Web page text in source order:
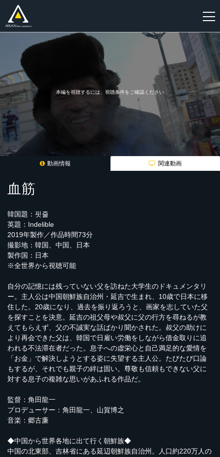
新
録
本編を視聴するには、視聴条件をご確認ください
動画情報 関連動画
血筋
韓国題：핏줄
英題：Indelible
2019年製作／作品時間73分
撮影地：韓国、中国、日本
製作国：日本
※全世界から視聴可能
自分の記憶には残っていない父を訪ねた大学生のドキュメンタリ
ー。主人公は中国朝鮮族自治州・延吉で生まれ、10歳で日本に移
住した。20歳になり、過去を振り返ろうと、画家を志していた父
を探すことを決意。延吉の祖父母や叔父に父の行方を尋ねるが教
えてもらえず、父の不誠実な話ばかり聞かされた。叔父の助けに
より再会できた父は、韓国で日雇い労働をしながら借金取りに追
われる不法滞在者だった。息子への虚栄心と自己満足的な愛情を
「お金」で解決しようとする姿に失望する主人公。たびたび口論
もするが、それでも親子の絆は固い。尊敬も信頼もできない父に
対する息子の複雑な思いがあふれる作品だ。
監督：角田龍一
プロデューサー：角田龍一、山賀博之
音楽：郷古廉
◆中国から世界各地に出て行く朝鮮族◆
中国の北東部、吉林省にある延辺朝鮮族自治州。人口約220万人の